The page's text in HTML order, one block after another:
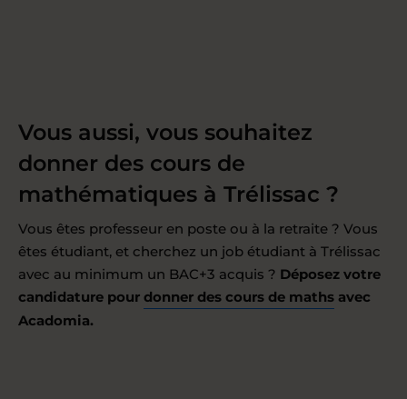
Vous aussi, vous souhaitez
donner des cours de
mathématiques à Trélissac ?
Vous êtes professeur en poste ou à la retraite ? Vous
êtes étudiant, et cherchez un job étudiant à Trélissac
avec au minimum un BAC+3 acquis ? Déposez votre
candidature pour donner des cours de maths avec
Acadomia.